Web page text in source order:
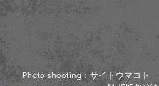
Photo shooting：サイトウマコ